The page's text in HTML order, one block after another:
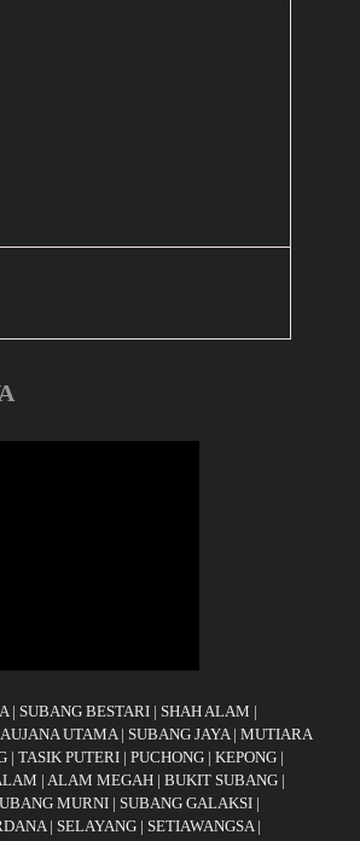
| SUBANG BESTARI | SHAH ALAM |
UTAMA| SUBANG JAYA | MUTIARA
| TASIK PUTERI | PUCHONG | KEPONG |
| ALAM MEGAH | BUKIT SUBANG |
MURNI | SUBANG GALAKSI |
| SELAYANG | SETIAWANGSA|